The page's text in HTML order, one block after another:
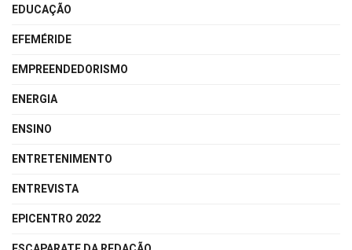
EDUCAÇÃO
EFEMÉRIDE
EMPREENDEDORISMO
ENERGIA
ENSINO
ENTRETENIMENTO
ENTREVISTA
EPICENTRO 2022